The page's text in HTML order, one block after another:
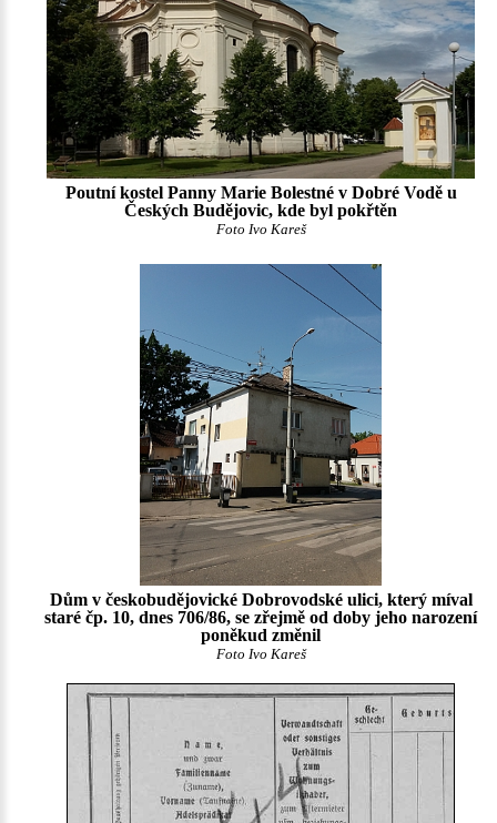
Poutní kostel Panny Marie Bolestné v Dobré Vodě u
Českých Budějovic, kde byl pokřtěn
Foto Ivo Kareš
Dům v českobudějovické Dobrovodské ulici, který míval
staré čp. 10, dnes 706/86, se zřejmě od doby jeho narození
poněkud změnil
Foto Ivo Kareš